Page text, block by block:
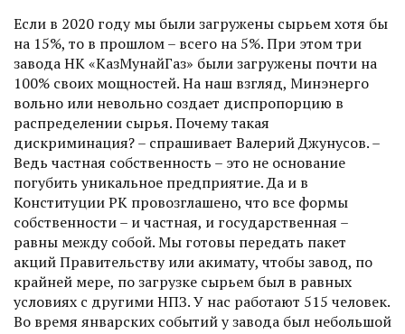
Если в 2020 году мы были загружены сырьем хотя бы
на 15%, то в прошлом – всего на 5%. При этом три
завода НК «КазМунайГаз» были загружены почти на
100% своих мощностей. На наш взгляд, Минэнерго
вольно или невольно создает диспропорцию в
распределении сырья. Почему такая
дискриминация? – спрашивает Валерий Джунусов. –
Ведь частная собственность – это не основание
погубить уникальное предприятие. Да и в
Конституции РК провозглашено, что все формы
собственности – и частная, и государственная –
равны между собой. Мы готовы передать пакет
акций Правительству или акимату, чтобы завод, по
крайней мере, по загрузке сырьем был в равных
условиях с другими НПЗ. У нас работают 515 человек.
Во время январских событий у завода был небольшой